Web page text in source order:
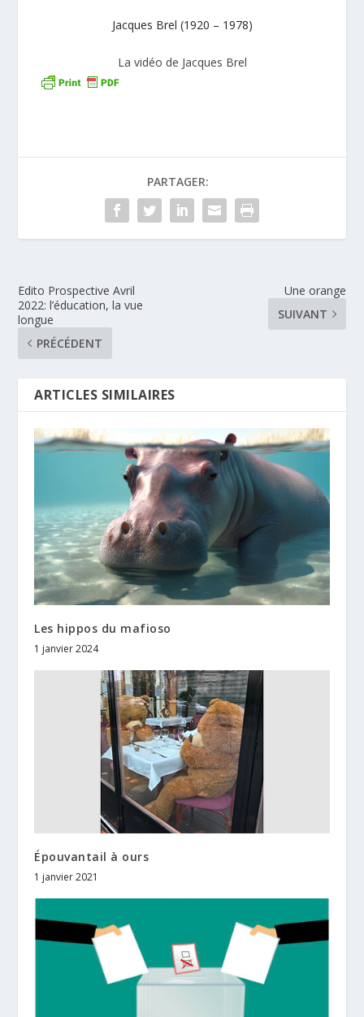
Jacques Brel (1920 – 1978)
La vidéo de Jacques Brel
PARTAGER:
Edito Prospective Avril
2022: l’éducation, la vue
longue
PRÉCÉDENT
Une orange
SUIVANT
ARTICLES SIMILAIRES
Les hippos du mafioso
1 janvier 2024
Épouvantail à ours
1 janvier 2021